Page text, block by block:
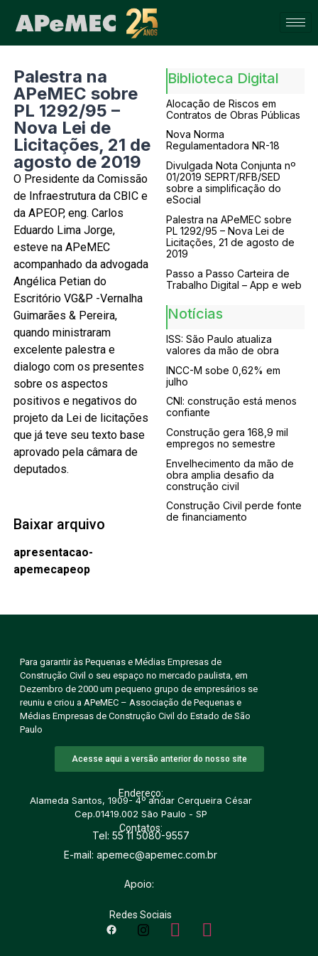
Palestra na
APeMEC sobre
PL 1292/95 –
Nova Lei de
Licitações, 21 de
agosto de 2019
O Presidente da Comissão
de Infraestrutura da CBIC e
da APEOP, eng. Carlos
Eduardo Lima Jorge,
esteve na APeMEC
acompanhado da advogada
Angélica Petian do
Escritório VG&P -Vernalha
Guimarães & Pereira,
quando ministraram
excelente palestra e
dialogo com os presentes
sobre os aspectos
positivos e negativos do
projeto da Lei de licitações
que já teve seu texto base
aprovado pela câmara de
deputados.
Baixar arquivo
apresentacao-
apemecapeop
Biblioteca Digital
Alocação de Riscos em
Contratos de Obras Públicas
Nova Norma
Regulamentadora NR-18
Divulgada Nota Conjunta nº
01/2019 SEPRT/RFB/SED
sobre a simplificação do
eSocial
Palestra na APeMEC sobre
PL 1292/95 – Nova Lei de
Licitações, 21 de agosto de
2019
Passo a Passo Carteira de
Trabalho Digital – App e web
Notícias
ISS: São Paulo atualiza
valores da mão de obra
INCC-M sobe 0,62% em
julho
CNI: construção está menos
confiante
Construção gera 168,9 mil
empregos no semestre
Envelhecimento da mão de
obra amplia desafio da
construção civil
Construção Civil perde fonte
de financiamento
Para garantir às Pequenas e Médias Empresas de
Construção Civil o seu espaço no mercado paulista, em
Dezembro de 2000 um pequeno grupo de empresários se
reuniu e criou a APeMEC – Associação de Pequenas e
Médias Empresas de Construção Civil do Estado de São
Paulo
Acesse aqui a versão anterior do nosso site
Endereço:
Alameda Santos, 1909- 4º andar Cerqueira César
Cep.01419.002 São Paulo - SP
Contatos:
Tel: 55 11 5080-9557
E-mail: apemec@apemec.com.br
Apoio:
Redes Sociais